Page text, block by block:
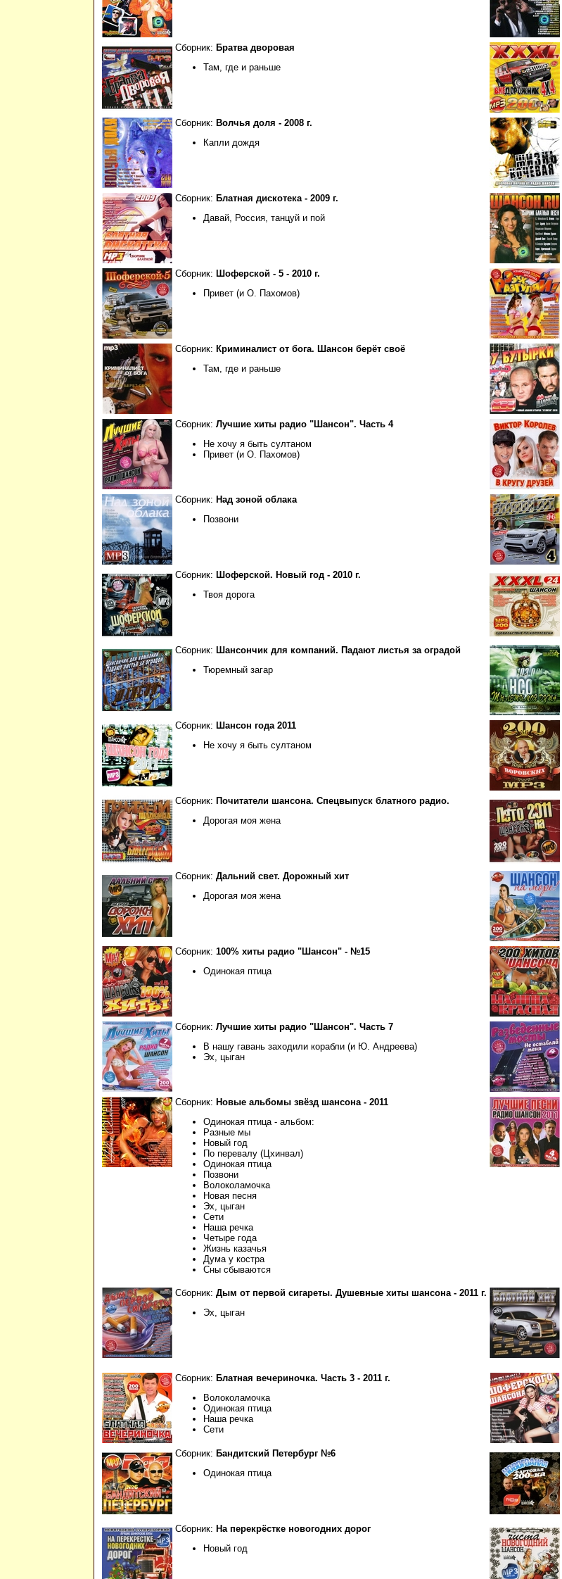
Сборник: Братва дворовая
Там, где и раньше
Сборник: Волчья доля - 2008 г.
Капли дождя
Сборник: Блатная дискотека - 2009 г.
Давай, Россия, танцуй и пой
Сборник: Шоферской - 5 - 2010 г.
Привет (и О. Пахомов)
Сборник: Криминалист от бога. Шансон берёт своё
Там, где и раньше
Сборник: Лучшие хиты радио "Шансон". Часть 4
Не хочу я быть султаном
Привет (и О. Пахомов)
Сборник: Над зоной облака
Позвони
Сборник: Шоферской. Новый год - 2010 г.
Твоя дорога
Сборник: Шансончик для компаний. Падают листья за оградой
Тюремный загар
Сборник: Шансон года 2011
Не хочу я быть султаном
Сборник: Почитатели шансона. Спецвыпуск блатного радио.
Дорогая моя жена
Сборник: Дальний свет. Дорожный хит
Дорогая моя жена
Сборник: 100% хиты радио "Шансон" - №15
Одинокая птица
Сборник: Лучшие хиты радио "Шансон". Часть 7
В нашу гавань заходили корабли (и Ю. Андреева)
Эх, цыган
Сборник: Новые альбомы звёзд шансона - 2011
Одинокая птица - альбом:
Разные мы
Новый год
По перевалу (Цхинвал)
Одинокая птица
Позвони
Волоколамочка
Новая песня
Эх, цыган
Сети
Наша речка
Четыре года
Жизнь казачья
Дума у костра
Сны сбываются
Сборник: Дым от первой сигареты. Душевные хиты шансона - 2011 г.
Эх, цыган
Сборник: Блатная вечериночка. Часть 3 - 2011 г.
Волоколамочка
Одинокая птица
Наша речка
Сети
Сборник: Бандитский Петербург №6
Одинокая птица
Сборник: На перекрёстке новогодних дорог
Новый год